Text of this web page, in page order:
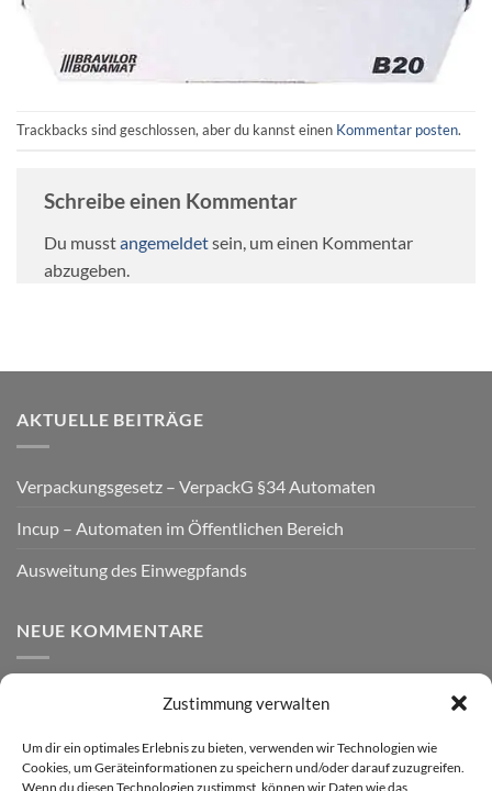
Zustimmung verwalten
Um dir ein optimales Erlebnis zu bieten, verwenden wir Technologien wie
Cookies, um Geräteinformationen zu speichern und/oder darauf zuzugreifen.
Wenn du diesen Technologien zustimmst, können wir Daten wie das
Trackbacks sind geschlossen, aber du kannst einen Kommentar posten.
Schreibe einen Kommentar
Du musstangemeldetsein, um einen Kommentar
abzugeben.
AKTUELLE BEITRÄGE
Verpackungsgesetz – VerpackG §34 Automaten
Incup – Automaten im Öffentlichen Bereich
Ausweitung des Einwegpfands
NEUE KOMMENTARE